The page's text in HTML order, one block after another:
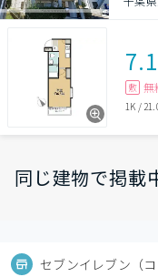
7.1
敷 無
1K /
同じ建物で掲載
セブンイレブン（